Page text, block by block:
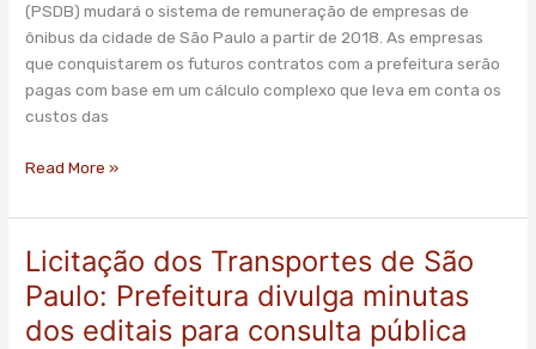
(PSDB) mudará o sistema de remuneração de empresas de
ônibus da cidade de São Paulo a partir de 2018. As empresas
que conquistarem os futuros contratos com a prefeitura serão
pagas com base em um cálculo complexo que leva em conta os
custos das
Read More »
Licitação dos Transportes de São
Paulo: Prefeitura divulga minutas
dos editais para consulta pública
Licitação
dos
Transportes
de